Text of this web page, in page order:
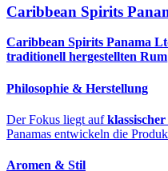
Caribbean Spirits
Caribbean Spirits Panama
traditionell hergestellten Rum
Philosophie & Herstellung
Der Fokus liegt auf
Panamas entwickeln die
Aromen & Stil